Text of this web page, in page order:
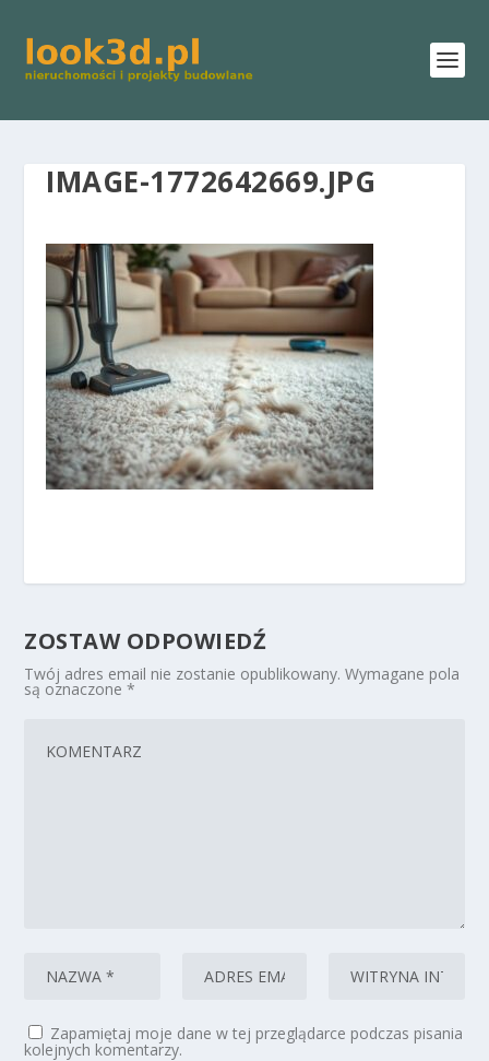
IMAGE-1772642669.JPG
ZOSTAW ODPOWIEDŹ
Twój adres email nie zostanie opublikowany. Wymagane pola
są oznaczone*
Zapamiętaj moje dane w tej przeglądarce podczas pisania
kolejnych komentarzy.